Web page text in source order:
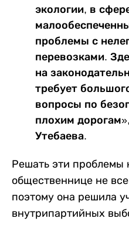
экологии, в
проблемы с
перевозками.
на
требует
вопросы по
плохим
Утебаева.
Решать эти проблемы
общественнице не
поэтому она решила
внутрипартийных